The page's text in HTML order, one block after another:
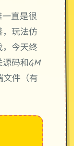
直是很
玩法仿
今天终
码和GM
件（有